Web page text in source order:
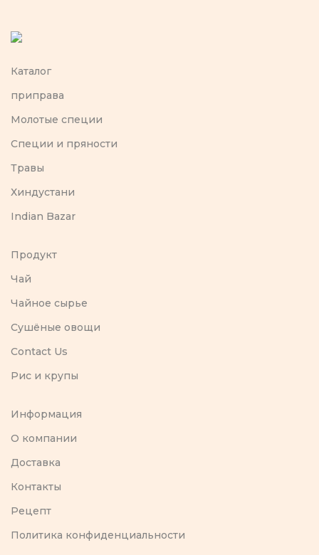
Каталог
приправа
Молотые специи
Специи и пряности
Травы
Хиндустани
Indian Bazar
Продукт
Чай
Чайное сырье
Сушёные овощи
Contact Us
Рис и крупы
Информация
O компании
Доставка
Контакты
Рецепт
Политика конфиденциальности